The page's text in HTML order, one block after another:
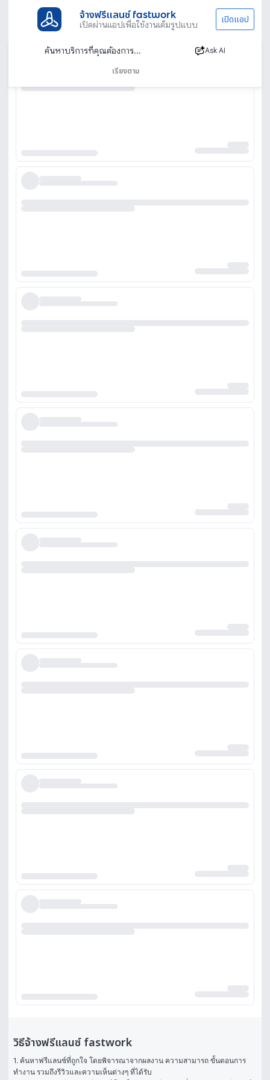
จ้างฟรีแลนซ์ fastwork
เปิดผ่านแอปเพื่อใช้งานเต็มรูปแบบ เปิดแอป
Ask AI
เรียงตาม
วิธีจ้างฟรีแลนซ์ fastwork
1. ค้นหาฟรีแลนซ์ที่ถูกใจ โดยพิจารณาจากผลงาน ความสามารถ ขั้นตอนการ
ทำงาน รวมถึงรีวิวและความเห็นต่างๆ ที่ได้รับ